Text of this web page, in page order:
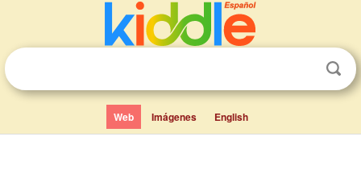
Web Imágenes English